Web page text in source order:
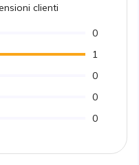
clienti
0
1
0
0
0